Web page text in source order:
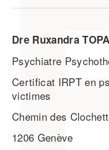
Dre Ruxandra TOPA
Psychiatre
Certificat IRPT en
victimes
Chemin des
1206 Genève